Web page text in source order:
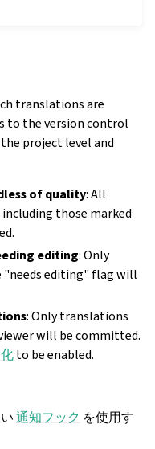
translations are
to the version control
project level and
of quality: All
those marked
editing: Only
editing" flag will
: Only translations
will be committed.
to be enabled.
通知フック を使用す